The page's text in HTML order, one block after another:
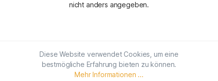
nicht anders angegeben.
Diese Website verwendet Cookies, um eine
bestmögliche Erfahrung bieten zu können.
Mehr Informationen ...